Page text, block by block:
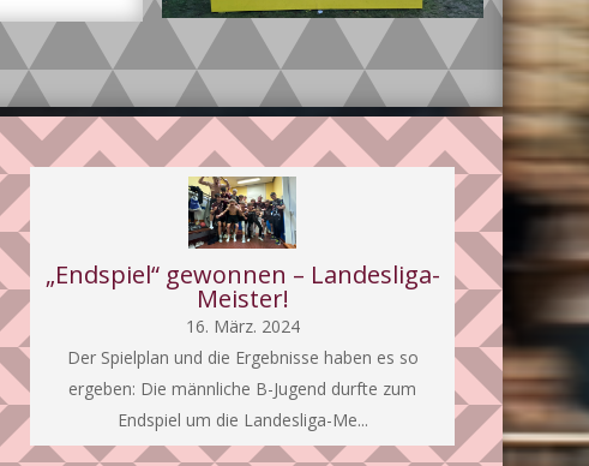
„Endspiel“ gewonnen – Landesliga-
Meister!
16. März. 2024
Der Spielplan und die Ergebnisse haben es so
ergeben: Die männliche B-Jugend durfte zum
Endspiel um die Landesliga-Me...